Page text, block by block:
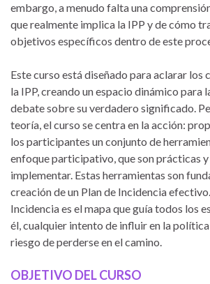
embargo, a menudo falta una
que realmente implica la IPP y de cómo
objetivos específicos dentro de este
Este curso está diseñado para aclarar los
la IPP, creando un espacio dinámico para
debate sobre su verdadero significado.
teoría, el curso se centra en la acción:
los participantes un conjunto de
enfoque participativo, que son prácticas
implementar. Estas herramientas son
creación de un Plan de Incidencia
Incidencia es el mapa que guía todos los
él, cualquier intento de influir en la
riesgo de perderse en el camino.
OBJETIVO DEL CURSO